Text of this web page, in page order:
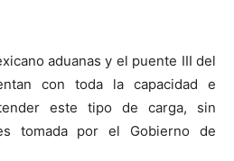
aduanas y el puente III del
con toda la capacidad e
este tipo de carga, sin
tomada por el Gobierno de